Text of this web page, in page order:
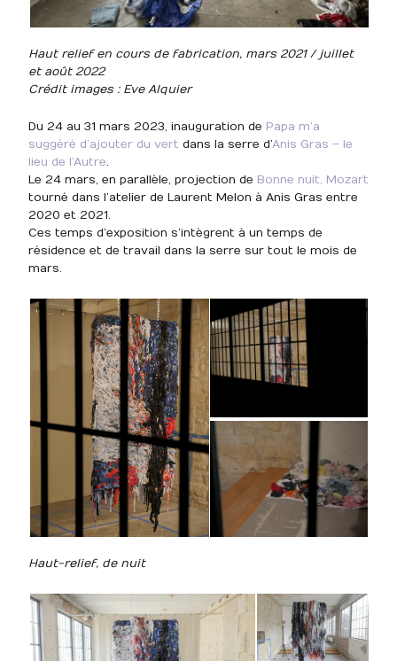
Haut relief en cours de fabrication, mars 2021 / juillet
et août 2022
Crédit images : Eve Alquier
Du 24 au 31 mars 2023, inauguration de Papa m’a
suggéré d’ajouter du vert dans la serre d’Anis Gras – le
lieu de l’Autre.
Le 24 mars, en parallèle, projection de Bonne nuit, Mozart
tourné dans l’atelier de Laurent Melon à Anis Gras entre
2020 et 2021.
Ces temps d’exposition s’intègrent à un temps de
résidence et de travail dans la serre sur tout le mois de
mars.
Haut-relief, de nuit